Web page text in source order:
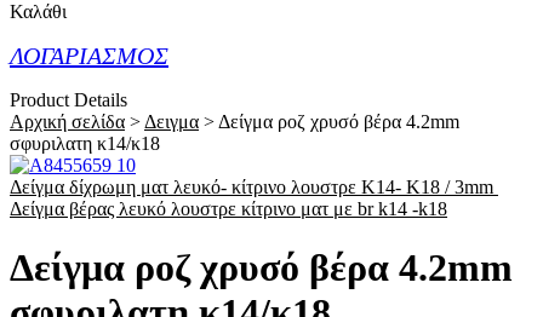
Καλάθι
ΛΟΓΑΡΙΑΣΜΟΣ
Product Details
Αρχική σελίδα > Δειγμα > Δείγμα ροζ χρυσό βέρα 4.2mm
σφυριλατη κ14/κ18
Δείγμα δίχρωμη ματ λευκό- κίτρινο λουστρε Κ14- Κ18 / 3mm
Δείγμα βέρας λευκό λουστρε κίτρινο ματ με br k14 -k18
Δείγμα ροζ χρυσό βέρα 4.2mm